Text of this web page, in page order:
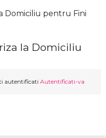
Domiciliu pentru Fini
la Domiciliu
autentificati Autentificati-va